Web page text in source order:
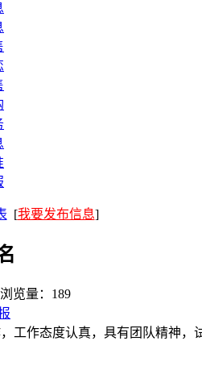
[我要发布信息]
览量：189
作态度认真，具有团队精神，